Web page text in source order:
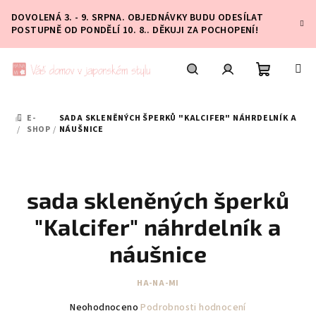
obsah
DOVOLENÁ 3. - 9. SRPNA. OBJEDNÁVKY BUDU ODESÍLAT
POSTUPNĚ OD PONDĚLÍ 10. 8.. DĚKUJI ZA POCHOPENÍ!
DOMŮ
/
E-
SHOP /
SADA SKLENĚNÝCH ŠPERKŮ "KALCIFER" NÁHRDELNÍK A
NÁUŠNICE
sada skleněných šperků
"Kalcifer" náhrdelník a
náušnice
HA-NA-MI
Průměrné
Neohodnoceno Podrobnosti hodnocení